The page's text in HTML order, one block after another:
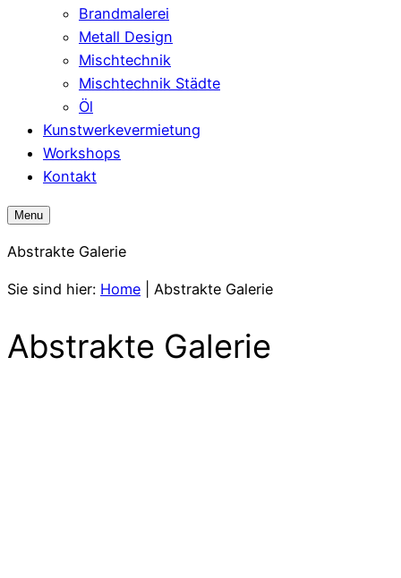
Brandmalerei
Metall Design
Mischtechnik
Mischtechnik Städte
Öl
Kunstwerkevermietung
Workshops
Kontakt
Menu
Abstrakte Galerie
Sie sind hier: Home Abstrakte Galerie
Abstrakte Galerie